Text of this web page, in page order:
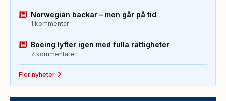
Norwegian backar – men går på tid
1 kommentar
Boeing lyfter igen med fulla rättigheter
7 kommentarer
Fler nyheter